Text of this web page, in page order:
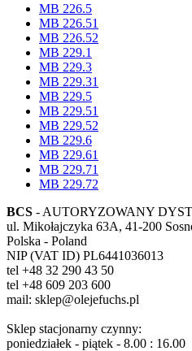
MB 226.5
MB 226.51
MB 226.52
MB 229.1
MB 229.3
MB 229.31
MB 229.5
MB 229.51
MB 229.52
MB 229.6
MB 229.61
MB 229.71
MB 229.72
BCS - AUTORYZOWANY
ul. Mikołajczyka 63A, 41-200
Polska - Poland
NIP (VAT ID) PL6441036013
tel +48 32 290 43 50
tel +48 609 203 600
mail: sklep@olejefuchs.pl
Sklep stacjonarny czynny:
poniedziałek - piątek - 8.00 : 16.00